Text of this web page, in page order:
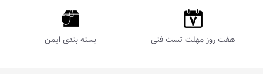
هفت روز مهلت تست فنی بسته بندی ایمن